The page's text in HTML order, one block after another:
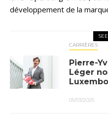
développement de la
CARRIÈRES
Pierre-
Léger
05/03/2025